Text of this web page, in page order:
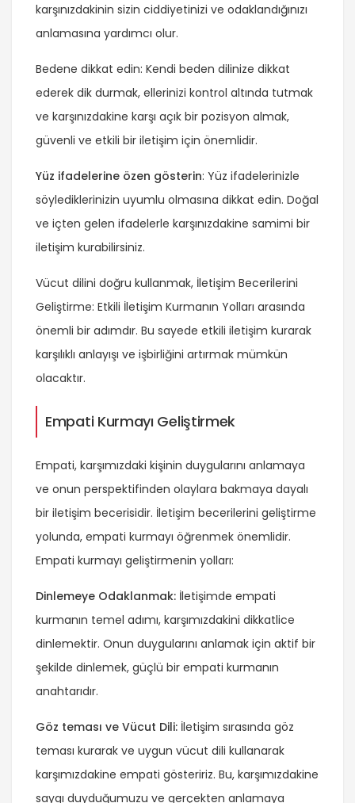
karşınızdakinin sizin ciddiyetinizi ve odaklandığınızı
anlamasına yardımcı olur.
Bedene dikkat edin: Kendi beden dilinize dikkat
ederek dik durmak, ellerinizi kontrol altında tutmak
ve karşınızdakine karşı açık bir pozisyon almak,
güvenli ve etkili bir iletişim için önemlidir.
Yüz ifadelerine özen gösterin: Yüz ifadelerinizle
söylediklerinizin uyumlu olmasına dikkat edin. Doğal
ve içten gelen ifadelerle karşınızdakine samimi bir
iletişim kurabilirsiniz.
Vücut dilini doğru kullanmak, İletişim Becerilerini
Geliştirme: Etkili İletişim Kurmanın Yolları arasında
önemli bir adımdır. Bu sayede etkili iletişim kurarak
karşılıklı anlayışı ve işbirliğini artırmak mümkün
olacaktır.
Empati Kurmayı Geliştirmek
Empati, karşımızdaki kişinin duygularını anlamaya
ve onun perspektifinden olaylara bakmaya dayalı
bir iletişim becerisidir. İletişim becerilerini geliştirme
yolunda, empati kurmayı öğrenmek önemlidir.
Empati kurmayı geliştirmenin yolları:
Dinlemeye Odaklanmak: İletişimde empati
kurmanın temel adımı, karşımızdakini dikkatlice
dinlemektir. Onun duygularını anlamak için aktif bir
şekilde dinlemek, güçlü bir empati kurmanın
anahtarıdır.
Göz teması ve Vücut Dili: İletişim sırasında göz
teması kurarak ve uygun vücut dili kullanarak
karşımızdakine empati gösteririz. Bu, karşımızdakine
saygı duyduğumuzu ve gerçekten anlamaya